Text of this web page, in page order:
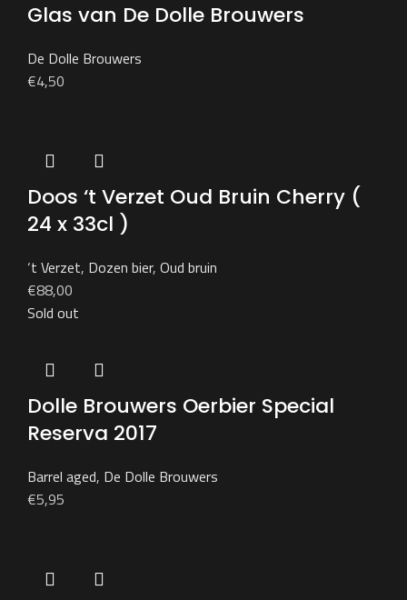
Glas van De Dolle Brouwers
De Dolle Brouwers
€4,50
Doos ‘t Verzet Oud Bruin Cherry (
24 x 33cl )
‘t Verzet, Dozen bier, Oud bruin
€88,00
Sold out
Dolle Brouwers Oerbier Special
Reserva 2017
Barrel aged, De Dolle Brouwers
€5,95